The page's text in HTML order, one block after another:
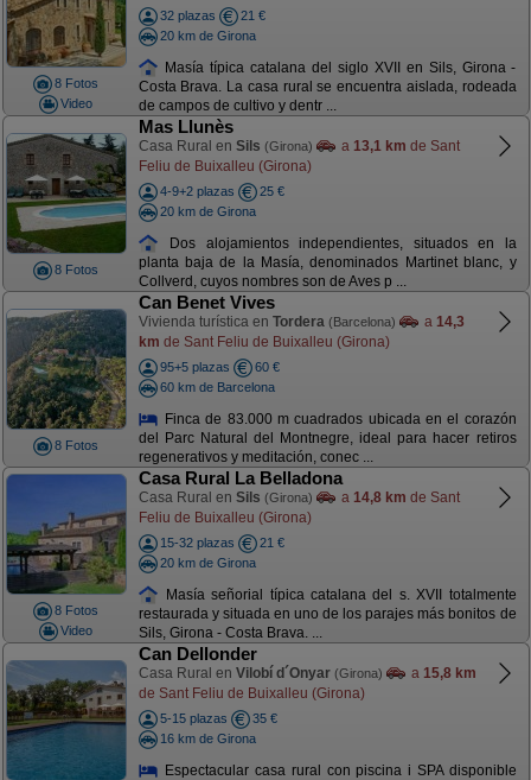
8 Fotos
Video
32 plazas
21 €
20 km de Girona
Masía típica catalana del siglo XVII en Sils, Girona -
Costa Brava. La casa rural se encuentra aislada, rodeada
de campos de cultivo y dentr ...
8 Fotos
Mas Llunès
Casa Rural en Sils (Girona) a 13,1 km de Sant
Feliu de Buixalleu (Girona)
4-9+2 plazas
25 €
20 km de Girona
Dos alojamientos independientes, situados en la
planta baja de la Masía, denominados Martinet blanc, y
Collverd, cuyos nombres son de Aves p ...
8 Fotos
Can Benet Vives
Vivienda turística en Tordera (Barcelona) a 14,3
km de Sant Feliu de Buixalleu (Girona)
95+5 plazas
60 €
60 km de Barcelona
Finca de 83.000 m cuadrados ubicada en el corazón
del Parc Natural del Montnegre, ideal para hacer retiros
regenerativos y meditación, conec ...
8 Fotos
Video
Casa Rural La Belladona
Casa Rural en Sils (Girona) a 14,8 km de Sant
Feliu de Buixalleu (Girona)
15-32 plazas
21 €
20 km de Girona
Masía señorial típica catalana del s. XVII totalmente
restaurada y situada en uno de los parajes más bonitos de
Sils, Girona - Costa Brava. ...
Can Dellonder
Casa Rural en Vilobí d´Onyar (Girona) a 15,8 km
de Sant Feliu de Buixalleu (Girona)
5-15 plazas
35 €
16 km de Girona
Espectacular casa rural con piscina i SPA disponible